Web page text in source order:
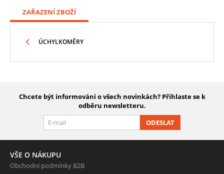
ZAŘAZENÍ ZBOŽÍ
ÚCHYLKOMĚRY
Chcete být informováni o všech novinkách? Přihlaste se k
odběru newsletteru.
ODESLAT
VŠE O NÁKUPU
Obchodní podmínky B2B